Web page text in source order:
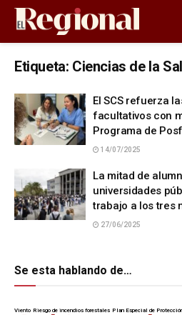
Etiqueta: Ciencias de la
El SCS refuerza
facultativos con
Programa de
14/07/2025
La mitad de
universidades
trabajo a los tres
27/06/2025
Se esta hablando de…
Viento Riesgo de incendios forestales Plan Especial de